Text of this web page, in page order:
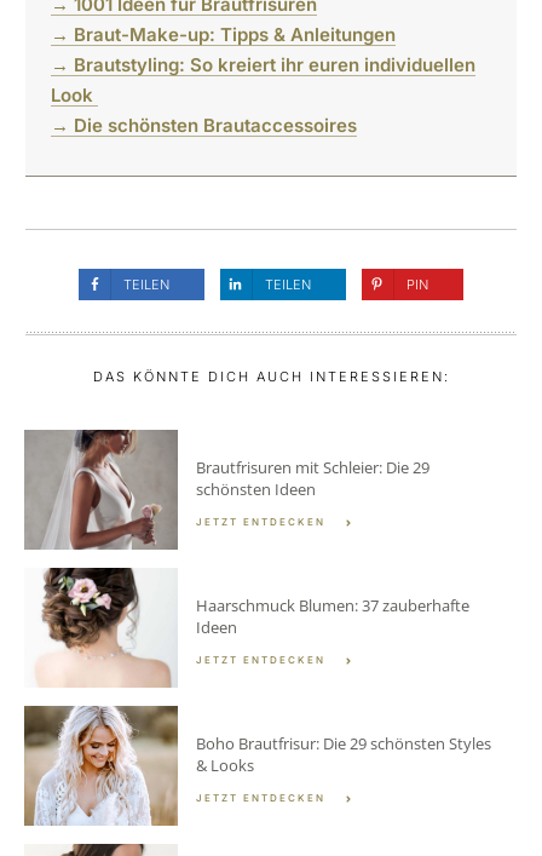
→ Braut-Make-up: Tipps & Anleitungen
→ Brautstyling: So kreiert ihr euren individuellen
Look
→ Die schönsten Brautaccessoires
TEILEN TEILEN PIN
DAS KÖNNTE DICH AUCH INTERESSIEREN:
Brautfrisuren mit Schleier: Die 29
schönsten Ideen
JETZT ENTDECKEN
Haarschmuck Blumen: 37 zauberhafte
Ideen
JETZT ENTDECKEN
Boho Brautfrisur: Die 29 schönsten Styles
& Looks
JETZT ENTDECKEN